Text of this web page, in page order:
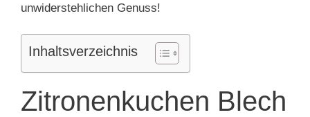
unwiderstehlichen Genuss!
Inhaltsverzeichnis
Zitronenkuchen Blech